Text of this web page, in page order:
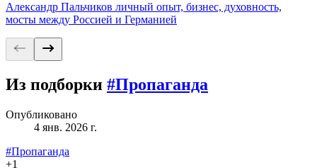
Александр Пальчиков личный опыт, бизнес, духовность,
мосты между Россией и Германией
Из подборки #Пропаганда
Опубликовано
4 янв. 2026 г.
#Пропаганда
+1